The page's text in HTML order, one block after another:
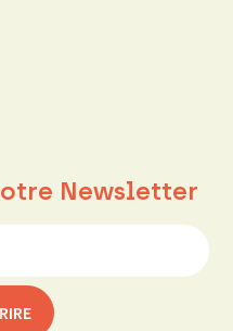
Newsletter